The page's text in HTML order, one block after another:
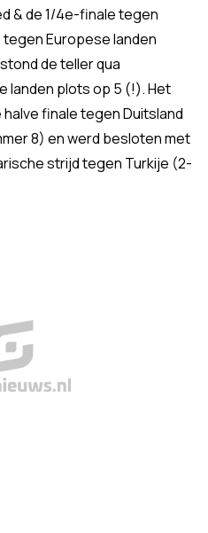
& de 1/4e-finale tegen
Europese landen
de teller qua
landen plots op 5 (!). Het
finale tegen Duitsland
8) en werd besloten met
strijd tegen Turkije (2-